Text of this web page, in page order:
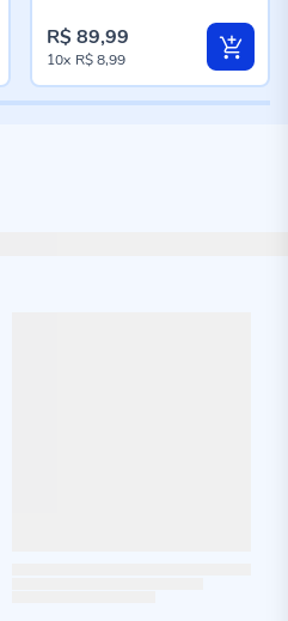
R$ 89,99
10x R$ 8,99